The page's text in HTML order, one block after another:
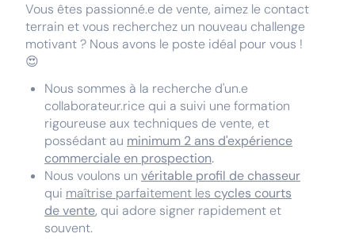
Vous êtes passionné.e de vente, aimez le contact
terrain et vous recherchez un nouveau challenge
motivant ? Nous avons le poste idéal pour vous !
😍
Nous sommes à la recherche d'un.e
collaborateur.rice qui a suivi une formation
rigoureuse aux techniques de vente, et
possédant au minimum 2 ans d'expérience
commerciale en prospection.
Nous voulons un véritable profil de chasseur
qui maîtrise parfaitement les cycles courts
de vente, qui adore signer rapidement et
souvent.